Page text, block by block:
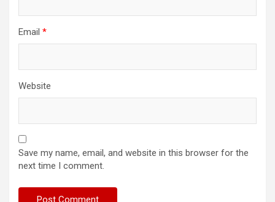
Email *
Website
Save my name, email, and website in this browser for the
next time I comment.